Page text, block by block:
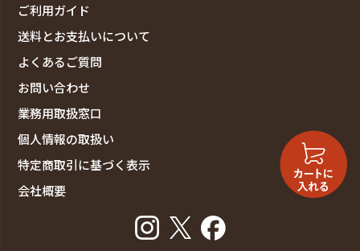
ご利用ガイド
送料とお支払いについて
よくあるご質問
お問い合わせ
業務用取扱窓口
個人情報の取扱い
特定商取引に基づく表示
会社概要